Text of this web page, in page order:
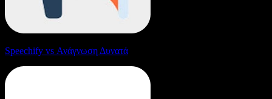
Speechify vs Ανάγνωση Δυνατά